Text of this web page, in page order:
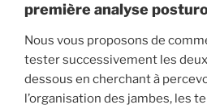
première analyse
Nous vous proposons de
tester successivement les
dessous en cherchant à
l’organisation des jambes, les